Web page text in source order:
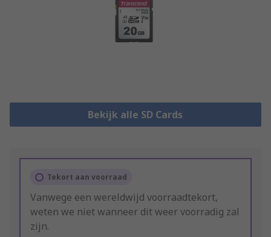
Bekijk alle SD Cards
Tekort aan voorraad
Vanwege een wereldwijd voorraadtekort,
weten we niet wanneer dit weer voorradig zal
zijn.